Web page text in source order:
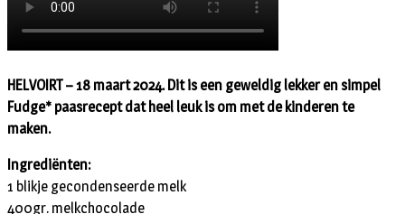
HELVOIRT – 18 maart 2024. Dit is een geweldig lekker en simpel
Fudge* paasrecept dat heel leuk is om met de kinderen te
maken.
Ingrediënten:
1 blikje gecondenseerde melk
400gr. melkchocolade